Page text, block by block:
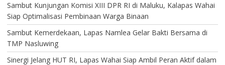
Sambut Kunjungan Komisi XIII DPR RI di Maluku, Kalapas Wahai
Siap Optimalisasi Pembinaan Warga Binaan
Sambut Kemerdekaan, Lapas Namlea Gelar Bakti Bersama di
TMP Nasluwing
Sinergi Jelang HUT RI, Lapas Wahai Siap Ambil Peran Aktif dalam